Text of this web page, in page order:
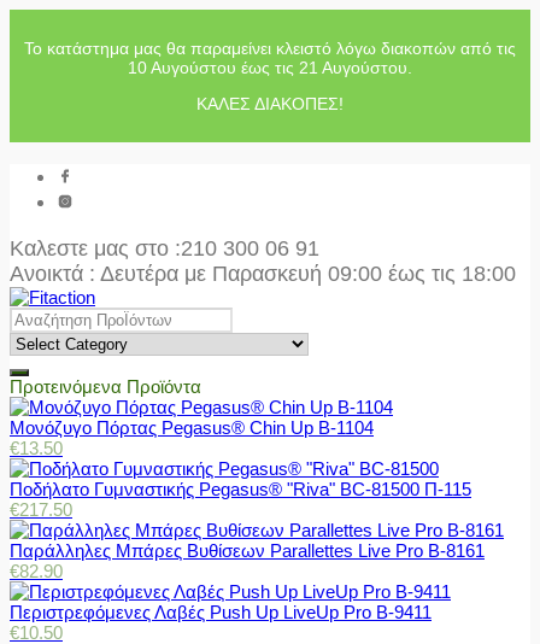
Το κατάστημα μας θα παραμείνει κλειστό λόγω διακοπών από τις
10 Αυγούστου έως τις 21 Αυγούστου.
ΚΑΛΕΣ ΔΙΑΚΟΠΕΣ!
Καλεστε μας στο :210 300 06 91
Ανοικτά : Δευτέρα με Παρασκευή 09:00 έως τις 18:00
Προτεινόμενα Προϊόντα
Μονόζυγο Πόρτας Pegasus® Chin Up Β-1104
€13.50
Ποδήλατο Γυμναστικής Pegasus® "Riva" BC-81500 Π-115
€217.50
Παράλληλες Μπάρες Βυθίσεων Parallettes Live Pro Β-8161
€82.90
Περιστρεφόμενες Λαβές Push Up LiveUp Pro Β-9411
€10.50